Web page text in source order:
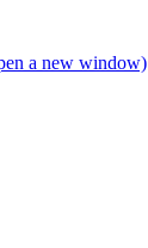
a new window)